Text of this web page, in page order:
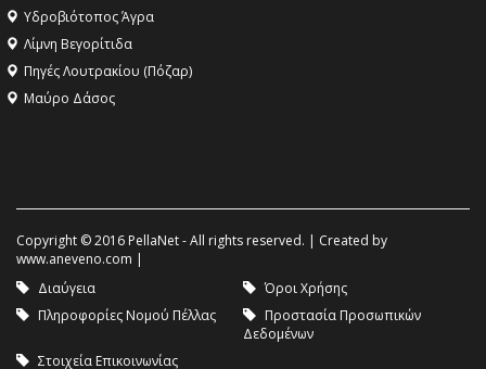
Υδροβιότοπος Άγρα
Λίμνη Βεγορίτιδα
Πηγές Λουτρακίου (Πόζαρ)
Μαύρο Δάσος
Copyright © 2016 PellaNet - All rights reserved. | Created by
www.aneveno.com |
Διαύγεια
Όροι Χρήσης
Πληροφορίες Νομού Πέλλας
Προστασία Προσωπικών
Δεδομένων
Στοιχεία Επικοινωνίας